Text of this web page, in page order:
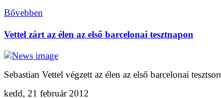
Bővebben
Vettel zárt az élen az első barcelonai tesztnapon
Sebastian Vettel végzett az élen az első barcelonai
kedd, 21 február 2012